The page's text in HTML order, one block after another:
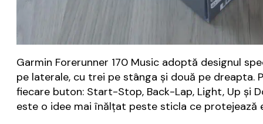
Garmin Forerunner 170 Music adoptă designul
pe laterale, cu trei pe stânga și două pe dreapta.
fiecare buton: Start-Stop, Back-Lap, Light, Up și
este o idee mai înălțat peste sticla ce protejează